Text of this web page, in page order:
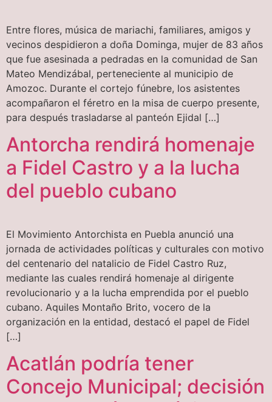
Entre flores, música de mariachi, familiares, amigos y
vecinos despidieron a doña Dominga, mujer de 83 años
que fue asesinada a pedradas en la comunidad de San
Mateo Mendizábal, perteneciente al municipio de
Amozoc. Durante el cortejo fúnebre, los asistentes
acompañaron el féretro en la misa de cuerpo presente,
para después trasladarse al panteón Ejidal […]
Antorcha rendirá homenaje
a Fidel Castro y a la lucha
del pueblo cubano
El Movimiento Antorchista en Puebla anunció una
jornada de actividades políticas y culturales con motivo
del centenario del natalicio de Fidel Castro Ruz,
mediante las cuales rendirá homenaje al dirigente
revolucionario y a la lucha emprendida por el pueblo
cubano. Aquiles Montaño Brito, vocero de la
organización en la entidad, destacó el papel de Fidel
[…]
Acatlán podría tener
Concejo Municipal; decisión